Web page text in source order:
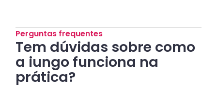
Perguntas frequentes
Tem dúvidas sobre como
a iungo funciona na
prática?